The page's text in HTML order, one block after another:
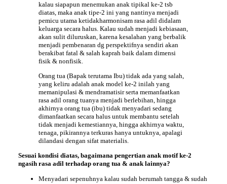
kalau siapapun menemukan anak tipikal ke-2 tsb
diatas, maka anak tipe-2 ini yang nantinya menjadi
pemicu utama ketidakharmonisam rasa adil didalam
keluarga secara halus. Kalau sudah menjadi kebiasaan,
akan sulit diluruskan, karena kesalahan yang berbalik
menjadi pembenaran dg perspektifnya sendiri akan
berakibat fatal & salah kaprah baik dalam dimensi
fisik & nonfisik.
Orang tua (Bapak terutama Ibu) tidak ada yang salah,
yang keliru adalah anak model ke-2 inilah yang
memanipulasi & mendramatisir serta memanfaatkan
rasa adil orang tuanya menjadi berlebihan, hingga
akhirnya orang tua (ibu) tidak menyadari sedang
dimanfaatkan secara halus untuk membantu setelah
tidak menjadi kemestiannya, hingga akhirnya waktu,
tenaga, pikirannya terkuras hanya untuknya, apalagi
dilandasi dengan sifat materialis.
Sesuai kondisi diatas, bagaimana pengertian anak motif ke-2
ngasih rasa adil terhadap orang tua & anak lainnya?
Menyadari sepenuhnya kalau sudah berumah tangga & sudah